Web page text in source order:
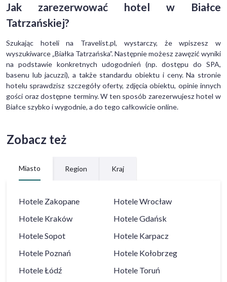
Jak zarezerwować hotel w Białce
Tatrzańskiej?
Szukając hoteli na Travelist.pl, wystarczy, że wpiszesz w
wyszukiwarce „Białka Tatrzańska”. Następnie możesz zawęzić wyniki
na podstawie konkretnych udogodnień (np. dostępu do SPA,
basenu lub jacuzzi), a także standardu obiektu i ceny. Na stronie
hotelu sprawdzisz szczegóły oferty, zdjęcia obiektu, opinie innych
gości oraz dostępne terminy. W ten sposób zarezerwujesz hotel w
Białce szybko i wygodnie, a do tego całkowicie online.
Zobacz też
Miasto Region Kraj
Hotele Zakopane HoteleWrocław
Hotele Kraków HoteleGdańsk
HoteleSopot Hotele Karpacz
Hotele Poznań Hotele Kołobrzeg
HoteleŁódź Hotele Toruń